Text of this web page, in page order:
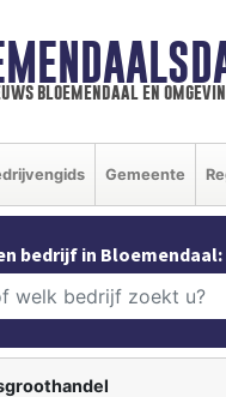
bloemendaal en
Gemeente
bedrijf in Bloemendaal: